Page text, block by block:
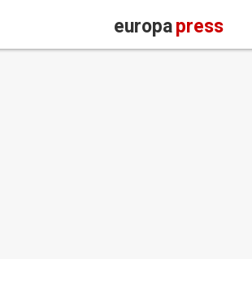
europapress